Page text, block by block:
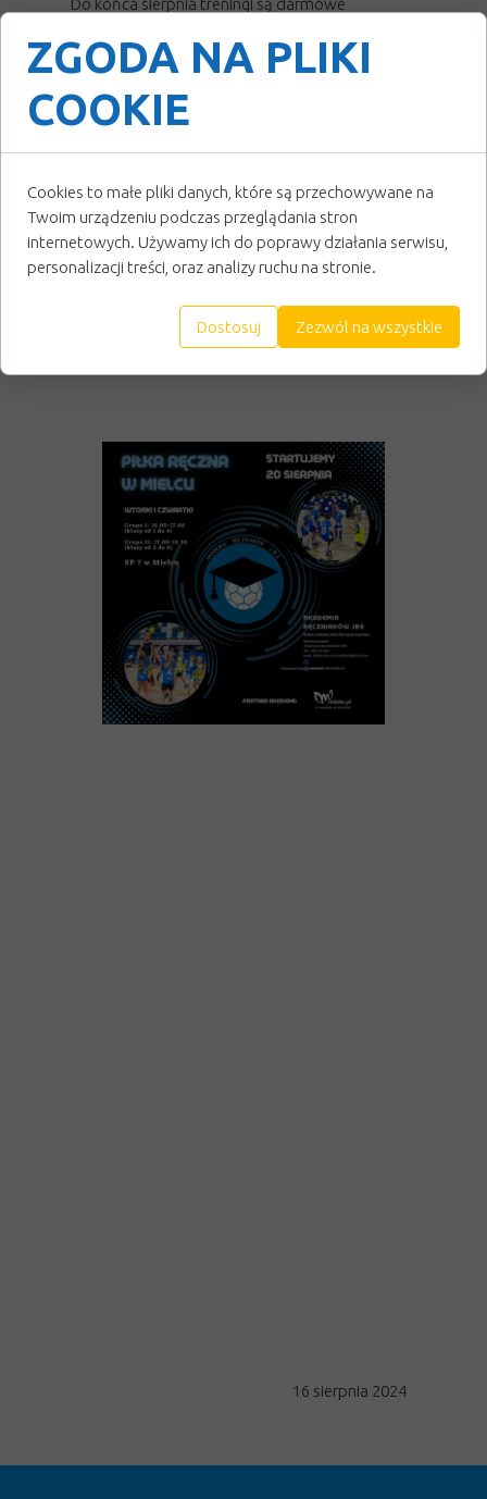
16 sierpnia 2024
Do końca sierpnia treningi są darmowe
Do zobaczenia na boisku
Miasto Mielec
Gmina Przecław
ZGODA NA PLIKI
COOKIE
Cookies to małe pliki danych, które są przechowywane na
Twoim urządzeniu podczas przeglądania stron
internetowych. Używamy ich do poprawy działania serwisu,
personalizacji treści, oraz analizy ruchu na stronie.
Dostosuj Zezwól na wszystkie